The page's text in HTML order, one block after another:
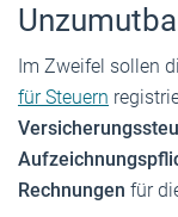
Im Zweifel sollen
für Steuern
Rechnungen für